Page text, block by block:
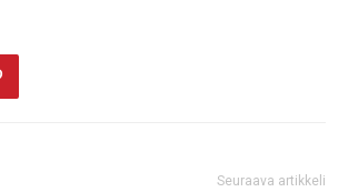
Seuraava artikkeli